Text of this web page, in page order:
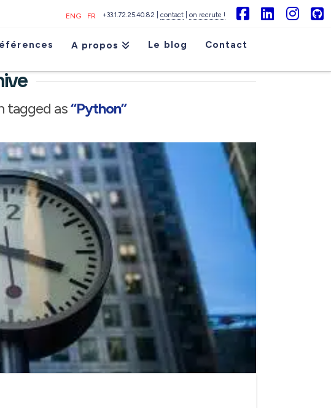
+33.1.72.25.40.82 |contact |on recrute !
FR
ENG
A propos Le blog Contact
tagged as“Python”